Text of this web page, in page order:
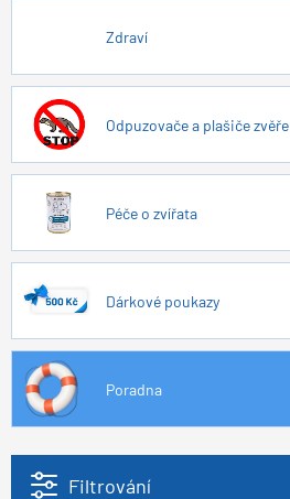
Zdraví
Odpuzovače a plašiče zvěře
Péče o zvířata
Dárkové poukazy
Poradna
Filtrování